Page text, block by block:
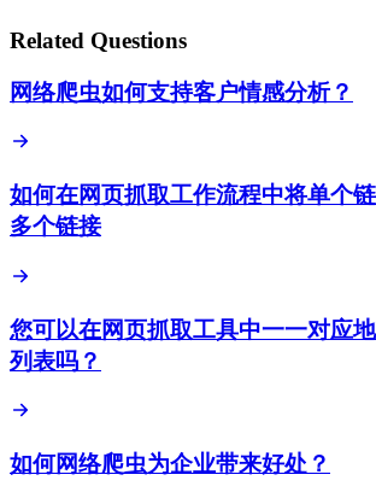
Related Questions
网络爬虫如何支持客户情感分析？
如何在网页抓取工作流程中将单个
多个链接
您可以在网页抓取工具中一一对应
列表吗？
如何网络爬虫为企业带来好处？